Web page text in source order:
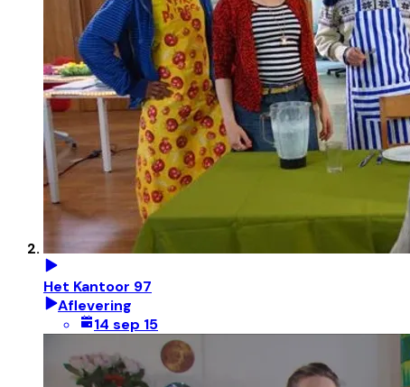
Het Kantoor 97
Aflevering
14 sep 15